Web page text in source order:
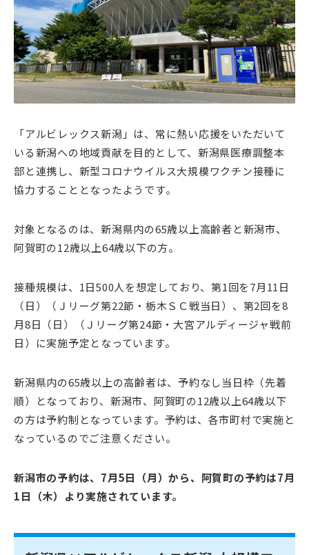
「アルビレックス新潟」は、常に熱い応援をいただいて
いる新潟への地域貢献を目的として、新潟県医療調整本
部と連携し、新型コロナウイルス大規模ワクチン接種に
協力することとなったようです。
対象となるのは、新潟県内の65歳以上高齢者と新潟市、
阿賀町の12歳以上64歳以下の方。
接種規模は、1日500人を想定しており、第1回を7月11日
（日）（Ｊリーグ第22節・栃木ＳＣ戦当日）、第2回を8
月8日（日）（Ｊリーグ第24節・大宮アルディージャ戦前
日）に実施予定となっています。
新潟県内の65歳以上の高齢者は、予約なし当日枠（先着
順）となっており、新潟市、阿賀町の12歳以上64歳以下
の方は予約制となっています。予約は、各市町村で実施と
なっているのでご注意ください。
新潟市の予約は、7月5日（月）から、阿賀町の予約は7月
1日（木）より実施されています。